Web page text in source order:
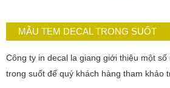
MẪU TEM DECAL TRONG SUỐT
Công ty in decal la giang giới thiệu một
trong suốt để quý khách hàng tham khảo